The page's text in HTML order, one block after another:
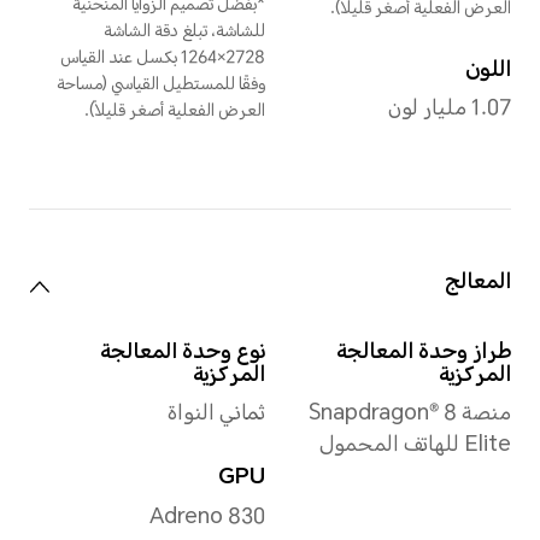
حوالي 200 جرام (بما في
ذلك البطارية)